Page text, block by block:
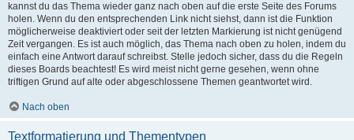
kannst du das Thema wieder ganz nach oben auf die erste Seite des Forums
holen. Wenn du den entsprechenden Link nicht siehst, dann ist die Funktion
möglicherweise deaktiviert oder seit der letzten Markierung ist nicht genügend
Zeit vergangen. Es ist auch möglich, das Thema nach oben zu holen, indem du
einfach eine Antwort darauf schreibst. Stelle jedoch sicher, dass du die Regeln
dieses Boards beachtest! Es wird meist nicht gerne gesehen, wenn ohne
triftigen Grund auf alte oder abgeschlossene Themen geantwortet wird.
Nach oben
Textformatierung und Thementypen